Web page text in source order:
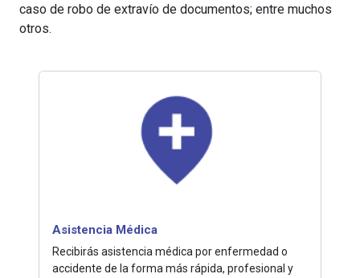
caso de robo de extravío de documentos; entre muchos
otros.
Asistencia Médica
Recibirás asistencia médica por enfermedad o
accidente de la forma más rápida, profesional y